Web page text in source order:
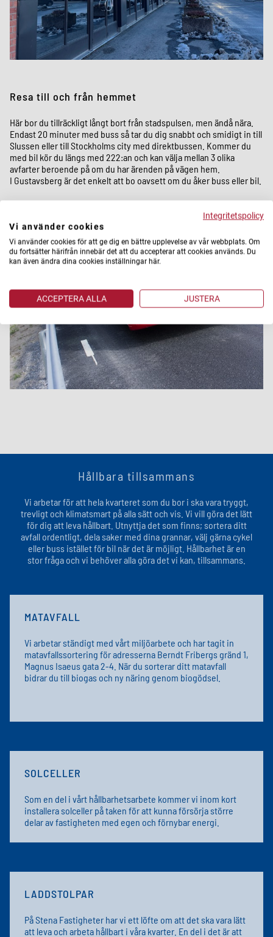
Resa till och från hemmet
Här bor du tillräckligt långt bort från stadspulsen, men ändå nära.
Endast 20 minuter med buss så tar du dig snabbt och smidigt in till
Slussen eller till Stockholms city med direktbussen. Kommer du
med bil kör du längs med 222:an och kan välja mellan 3 olika
avfarter beroende på om du har ärenden på vägen hem.
I Gustavsberg är det enkelt att bo oavsett om du åker buss eller bil.
Hållbara tillsammans
Vi arbetar för att hela kvarteret som du bor i ska vara tryggt,
trevligt och klimatsmart på alla sätt och vis. Vi vill göra det lätt
för dig att leva hållbart. Utnyttja det som finns; sortera ditt
avfall ordentligt, dela saker med dina grannar, välj gärna cykel
eller buss istället för bil när det är möjligt. Hållbarhet är en
stor fråga och vi behöver alla göra det vi kan, tillsammans.
MATAVFALL
Vi arbetar ständigt med vårt miljöarbete och har tagit in
matavfallssortering för adresserna Berndt Fribergs gränd 1,
Magnus Isaeus gata 2-4. När du sorterar ditt matavfall
bidrar du till biogas och ny näring genom biogödsel.
SOLCELLER
Som en del i vårt hållbarhetsarbete kommer vi inom kort
installera solceller på taken för att kunna försörja större
delar av fastigheten med egen och förnybar energi.
LADDSTOLPAR
På Stena Fastigheter har vi ett löfte om att det ska vara lätt
att leva och arbeta hållbart i våra kvarter. En del i det är att
Integritetspolicy
Vi använder cookies
Vi använder cookies för att ge dig en bättre upplevelse av vår webbplats. Om
du fortsätter härifrån innebär det att du accepterar att cookies används. Du
kan även ändra dina cookies inställningar här.
ACCEPTERA ALLA JUSTERA